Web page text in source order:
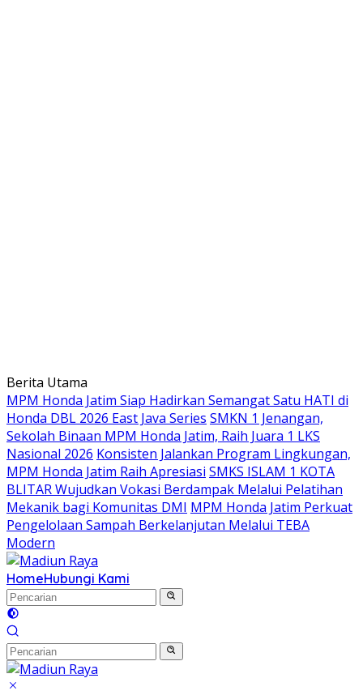
Langsung
ke
konten
Berita Utama
MPM Honda Jatim Siap Hadirkan Semangat Satu HATI di
Honda DBL 2026 East Java Series SMKN 1 Jenangan,
Sekolah Binaan MPM Honda Jatim, Raih Juara 1 LKS
Nasional 2026 Konsisten Jalankan Program Lingkungan,
MPM Honda Jatim Raih Apresiasi SMKS ISLAM 1 KOTA
BLITAR Wujudkan Vokasi Berdampak Melalui Pelatihan
Mekanik bagi Komunitas DMI MPM Honda Jatim Perkuat
Pengelolaan Sampah Berkelanjutan Melalui TEBA
Modern
HomeHubungi Kami